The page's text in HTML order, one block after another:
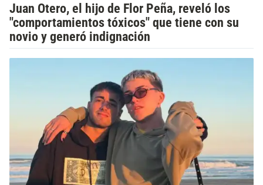
Juan Otero, el hijo de Flor Peña, reveló los
"comportamientos tóxicos" que tiene con su
novio y generó indignación